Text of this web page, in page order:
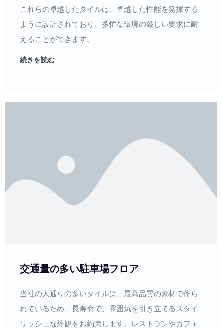
これらの卓越したタイルは、卓越した性能を発揮する
ように設計されており、多忙な環境の厳しい要求に耐
えることができます。
続きを読む
交通量の多い駐車場フロア
当社の人通りの多いタイルは、最高品質の素材で作ら
れているため、長寿命で、雰囲気を引き立てるスタイ
リッシュな外観をお約束します。レストランやカフェ